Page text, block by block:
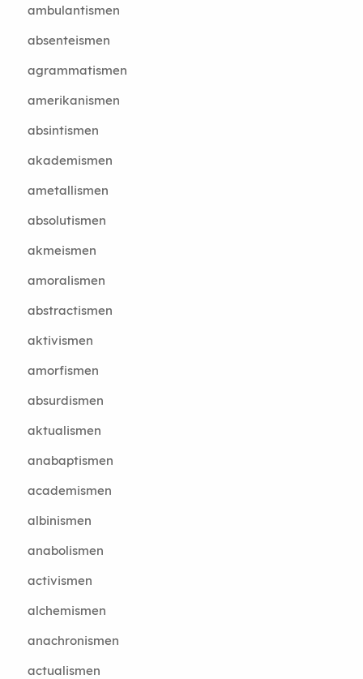
ambulantismen
absenteismen
agrammatismen
amerikanismen
absintismen
akademismen
ametallismen
absolutismen
akmeismen
amoralismen
abstractismen
aktivismen
amorfismen
absurdismen
aktualismen
anabaptismen
academismen
albinismen
anabolismen
activismen
alchemismen
anachronismen
actualismen